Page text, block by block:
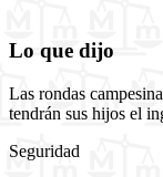
Lo que dijo
Las rondas
tendrán sus hijos el
Seguridad